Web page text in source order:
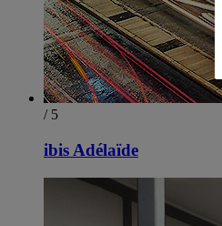
/ 5
ibis Adélaïde